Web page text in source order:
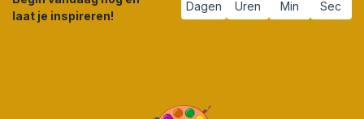
laat je inspireren!
Dagen Uren Min Sec